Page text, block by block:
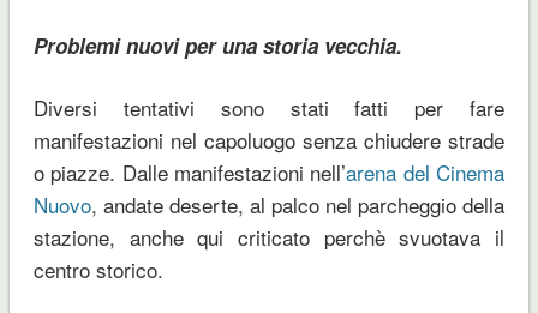
Problemi nuovi per una storia vecchia.
Diversi tentativi sono stati fatti per fare
manifestazioni nel capoluogo senza chiudere strade
o piazze. Dalle manifestazioni nell’arena del Cinema
Nuovo, andate deserte, al palco nel parcheggio della
stazione, anche qui criticato perchè svuotava il
centro storico.